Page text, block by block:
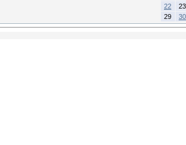
22
23
29
30